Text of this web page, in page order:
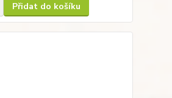
Přidat do košíku